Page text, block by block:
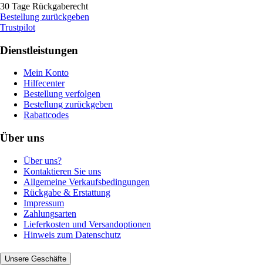
30 Tage Rückgaberecht
Bestellung zurückgeben
Trustpilot
Dienstleistungen
Mein Konto
Hilfecenter
Bestellung verfolgen
Bestellung zurückgeben
Rabattcodes
Über uns
Über uns?
Kontaktieren Sie uns
Allgemeine Verkaufsbedingungen
Rückgabe & Erstattung
Impressum
Zahlungsarten
Lieferkosten und Versandoptionen
Hinweis zum Datenschutz
Unsere Geschäfte